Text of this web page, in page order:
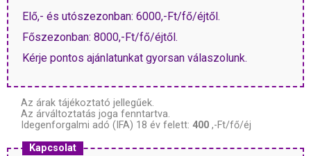
Elő,- és utószezonban: 6000,-Ft/fő/éjtől.
Főszezonban: 8000,-Ft/fő/éjtől.
Kérje pontos ajánlatunkat gyorsan válaszolunk.
Az árak tájékoztató jellegűek.
Az árváltoztatás joga fenntartva.
Idegenforgalmi adó (IFA) 18 év felett: 400 ,-Ft/fő/éj
Kapcsolat